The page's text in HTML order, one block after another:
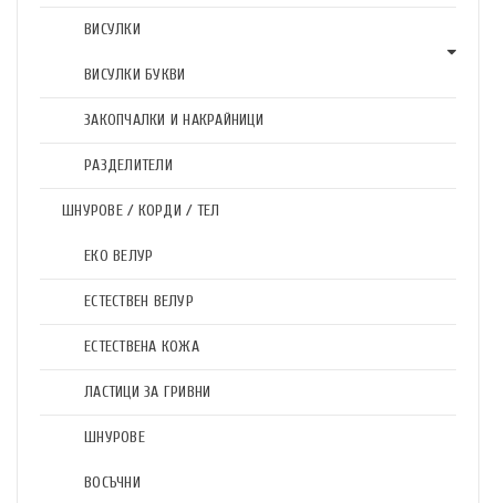
ВИСУЛКИ
ВИСУЛКИ БУКВИ
ЗАКОПЧАЛКИ И НАКРАЙНИЦИ
РАЗДЕЛИТЕЛИ
ШНУРОВЕ / КОРДИ / ТЕЛ
ЕКО ВЕЛУР
ЕСТЕСТВЕН ВЕЛУР
ЕСТЕСТВЕНА КОЖА
ЛАСТИЦИ ЗА ГРИВНИ
ШНУРОВЕ
ВОСЪЧНИ